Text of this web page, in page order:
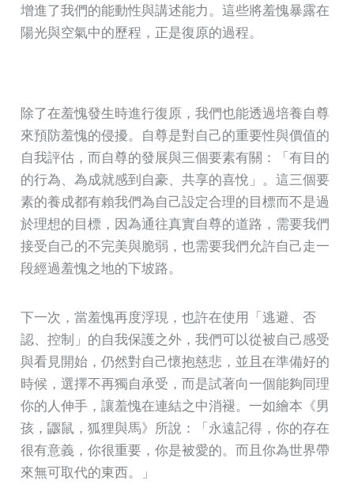
增進了我們的能動性與講述能力。這些將羞愧暴露在
陽光與空氣中的歷程，正是復原的過程。
除了在羞愧發生時進行復原，我們也能透過培養自尊
來預防羞愧的侵擾。自尊是對自己的重要性與價值的
自我評估，而自尊的發展與三個要素有關：「有目的
的行為、為成就感到自豪、共享的喜悅」。這三個要
素的養成都有賴我們為自己設定合理的目標而不是過
於理想的目標，因為通往真實自尊的道路，需要我們
接受自己的不完美與脆弱，也需要我們允許自己走一
段經過羞愧之地的下坡路。
下一次，當羞愧再度浮現，也許在使用「逃避、否
認、控制」的自我保護之外，我們可以從被自己感受
與看見開始，仍然對自己懷抱慈悲，並且在準備好的
時候，選擇不再獨自承受，而是試著向一個能夠同理
你的人伸手，讓羞愧在連結之中消褪。一如繪本《男
孩，鼴鼠，狐狸與馬》所說：「永遠記得，你的存在
很有意義，你很重要，你是被愛的。而且你為世界帶
來無可取代的東西。」